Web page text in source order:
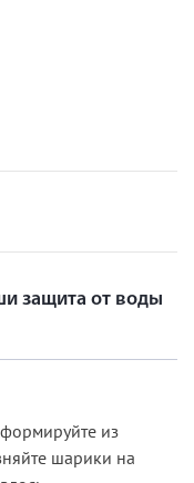
защита от воды
из
шарики на